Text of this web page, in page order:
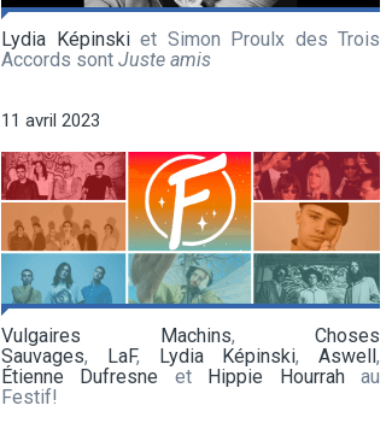
Lydia Képinskiet Simon Proulx des Trois
Accords sont Juste amis
11 avril 2023
Vulgaires Machins, Choses
Sauvages, LaF, Lydia Képinski, Aswell,
Étienne Dufresne et Hippie Hourrahau
Festif!